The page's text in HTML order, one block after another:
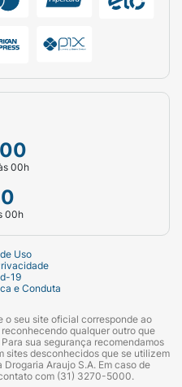
00h
00h
Uso
19
e Conduta
o seu site oficial corresponde ao
qualquer outro que
sua segurança recomendamos
sites desconhecidos que se utilizem
Araujo S.A. Em caso de
com (31) 3270-5000.